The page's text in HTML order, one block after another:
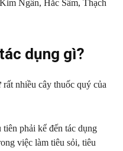
Ngân, Hắc Sâm, Thạch
dụng gì?
nhiều cây thuốc quý của
phải kể đến tác dụng
việc làm tiêu sỏi, tiêu